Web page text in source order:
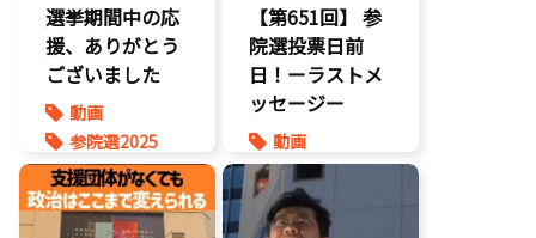
選挙期間中の応
援、ありがとう
ございました
動画
参院選2025
表現規制
【第651回】 参
院選投票日前
日！ーラストメ
ッセージー
動画
参院選2025